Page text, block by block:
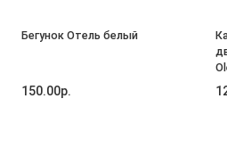
Бегунок Отель белый
150.00р.